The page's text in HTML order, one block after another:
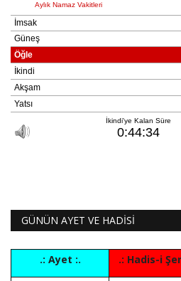
GÜNÜN AYET VE HADİSİ
.: Ayet :. .: Hadis-i